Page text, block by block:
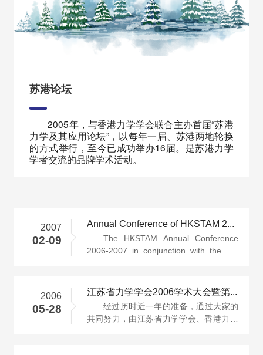
苏港论坛
2005年，与香港力学学会联合主办首届“苏港
力学及其应用论坛”，以每年一届、苏港两地轮换
的方式举行，至今已成功举办16届。是苏港力学
学者交流的品牌学术活动。
2007
02-09
Annual Conference of HKSTAM 2006-2007 The Third Jiangsu – H···
The HKSTAM Annual Conference
2006-2007 in conjunction with the 3rd
2006
05-28
江苏省力学学会2006学术大会暨第二届苏港力学及其应用论坛 在南京···
经过历时近一年的准备，通过大家的
共同努力，由江苏省力学学会、香港力学